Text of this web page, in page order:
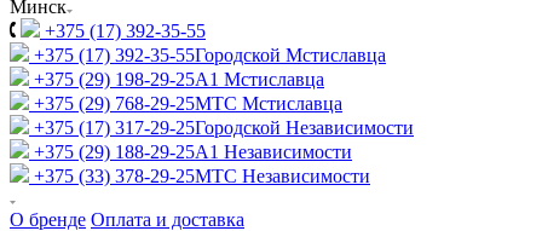
Минск
+375 (17) 392-35-55
+375 (17) 392-35-55Городской Мстиславца
+375 (29) 198-29-25A1 Мстиславца
+375 (29) 768-29-25МТС Мстиславца
+375 (17) 317-29-25Городской Независимости
+375 (29) 188-29-25A1 Независимости
+375 (33) 378-29-25МТС Независимости
О бренде Оплата и доставка